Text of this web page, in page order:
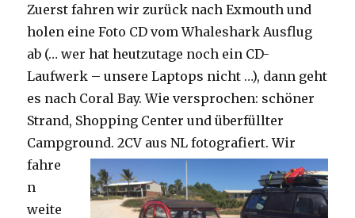
Zuerst fahren wir zurück nach Exmouth und
holen eine Foto CD vom Whaleshark Ausflug
ab (… wer hat heutzutage noch ein CD-
Laufwerk – unsere Laptops nicht …), dann geht
es nach Coral Bay. Wie versprochen: schöner
Strand, Shopping Center und überfüllter
Campground.2CV aus NL fotografiert. Wir
fahre
n
weite